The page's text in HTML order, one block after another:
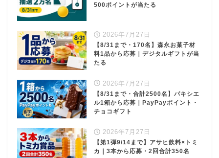
500ポイントが当たる
2026年7月27日
【8/31まで・170名】森永お菓子材
料1品から応募｜デジタルギフトが当
たる
2026年7月27日
【8/31まで・合計2500名】パキシエ
ル1箱から応募｜PayPayポイント・
チョコギフト
2026年7月27日
【第1弾9/14まで】アサヒ飲料×トミ
カ｜3本から応募・2回合計350名